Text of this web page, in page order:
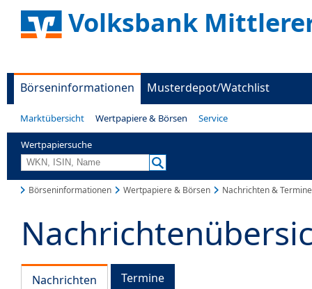
Volksbank
Börseninformationen Musterdepot/Watchlist
Marktübersicht Wertpapiere & Börsen Service
Wertpapiersuche
Börseninformationen Wertpapiere & Börsen Nachrichten & Termine
Nachrichten Termine